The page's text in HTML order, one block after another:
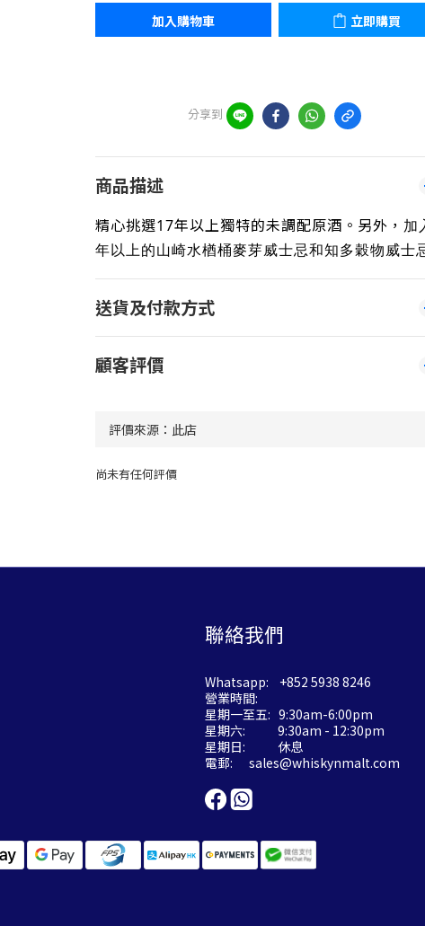
加入購物車 立即購買
分享到
商品描述
精心挑選17年以上獨特的未調配原酒。另外， 加
年以上的山崎水楢桶麥芽威士忌和知多穀物威士
送貨及付款方式
顧客評價
尚未有任何評價
聯絡我們
Whatsapp: +852 5938 8246
營業時間:
星期一至五: 9:30am-6:00pm
星期六: 9:30am - 12:30pm
星期日: 休息
電郵: sales@whiskynmalt.com